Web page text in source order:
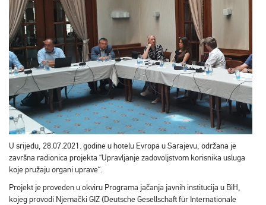
U srijedu, 28.07.2021. godine u hotelu Evropa u Sarajevu, održana je
završna radionica projekta “Upravljanje zadovoljstvom korisnika usluga
koje pružaju organi uprave“.
Projekt je proveden u okviru Programa jačanja javnih institucija u BiH,
kojeg provodi Njemački GIZ (Deutsche Gesellschaft für Internationale